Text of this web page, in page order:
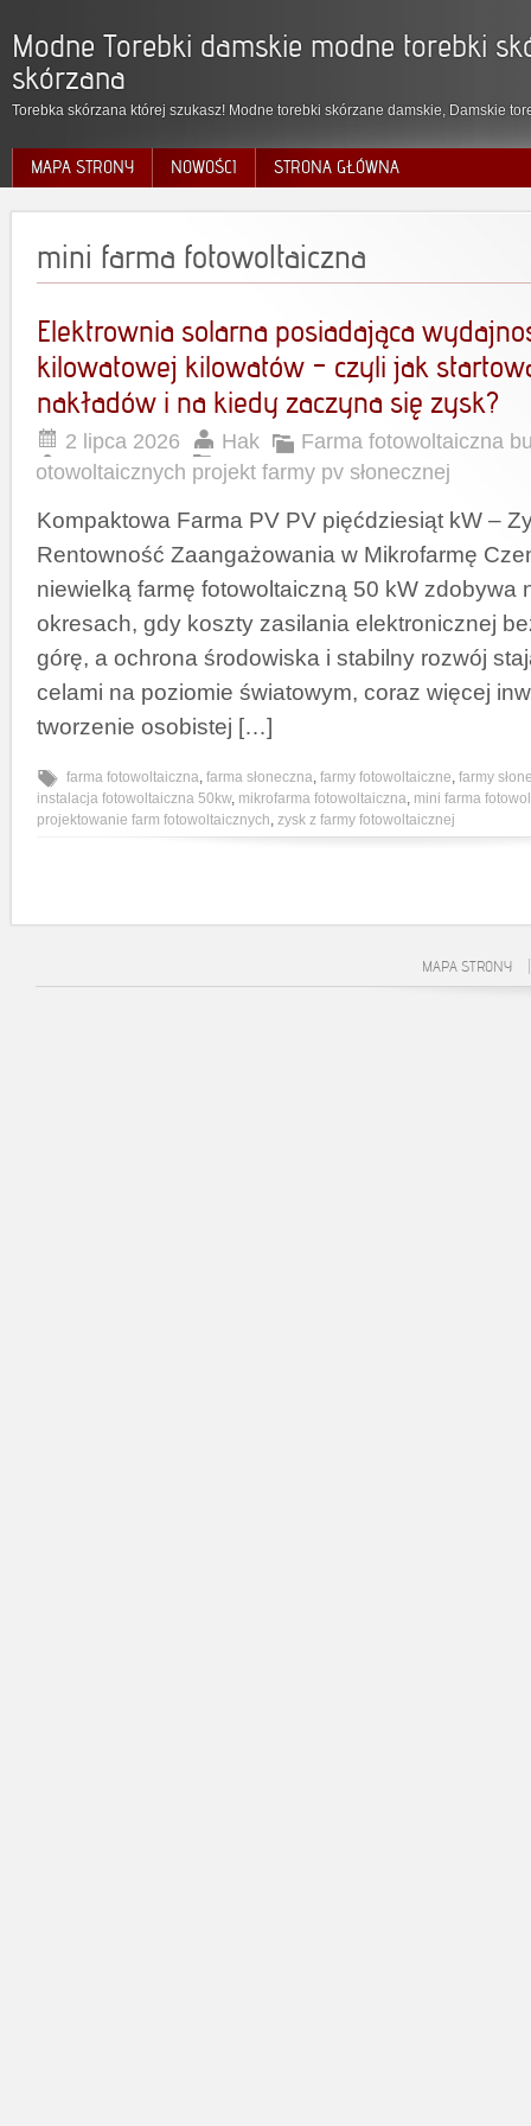
Modne Torebki damskie modne torebki
skórzana
Torebka skórzana której szukasz! Modne torebki skórzane damskie, Damskie
MAPA STRONY NOWOŚCI STRONA GŁÓWNA
mini farma fotowoltaiczna
Elektrownia solarna posiadająca
kilowatowej kilowatów – czyli jak
nakładów i na kiedy zaczyna się zysk?
2 lipca 2026 Hak
Farma fotowoltaiczna
fotowoltaicznych projekt farmy pv słonecznej
Kompaktowa Farma PV PV pięćdziesiąt kW –
Rentowność Zaangażowania w Mikrofarmę
niewielką farmę fotowoltaiczną 50 kW zdobywa
okresach, gdy koszty zasilania elektronicznej
górę, a ochrona środowiska i stabilny rozwój
celami na poziomie światowym, coraz więcej
tworzenie osobistej […]
farma fotowoltaiczna, farma słoneczna, farmy fotowoltaiczne, farmy
instalacja fotowoltaiczna 50kw, mikrofarma fotowoltaiczna, mini farma
projektowanie farm fotowoltaicznych, zysk z farmy fotowoltaicznej
MAPA STRONY